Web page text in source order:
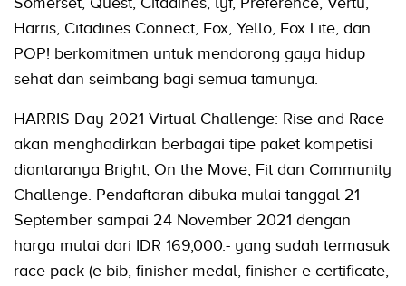
Harris, Citadines Connect, Fox, Yello, Fox Lite, dan
POP! berkomitmen untuk mendorong gaya hidup
sehat dan seimbang bagi semua tamunya.
HARRIS Day 2021 Virtual Challenge: Rise and Race
akan menghadirkan berbagai tipe paket kompetisi
diantaranya Bright, On the Move, Fit dan Community
Challenge. Pendaftaran dibuka mulai tanggal 21
September sampai 24 November 2021 dengan
harga mulai dari IDR 169,000.- yang sudah termasuk
race pack (e-bib, finisher medal, finisher e-certificate,